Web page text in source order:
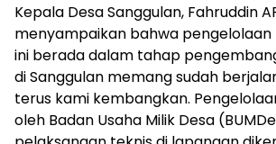
Kepala Desa Sanggulan, Fahruddin
menyampaikan bahwa
ini berada dalam tahap
di Sanggulan memang sudah
terus kami kembangkan.
oleh Badan Usaha Milik Desa